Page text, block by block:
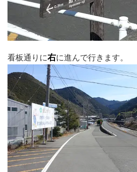
看板通りに右に進んで行きます。